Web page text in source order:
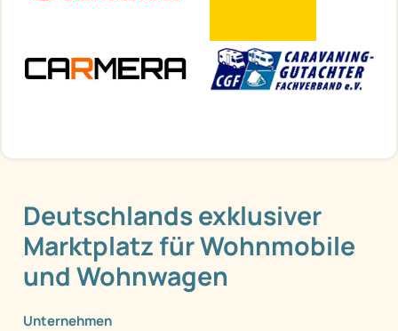
Deutschlands exklusiver
Marktplatz für Wohnmobile
und Wohnwagen
Unternehmen